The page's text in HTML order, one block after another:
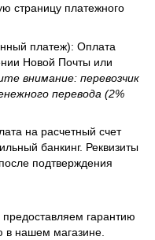
страницу платежного
платеж): Оплата
Новой Почты или
внимание: перевозчик
перевода (2%
на расчетный счет
банкинг. Реквизиты
подтверждения
гарантию
в нашем магазине.